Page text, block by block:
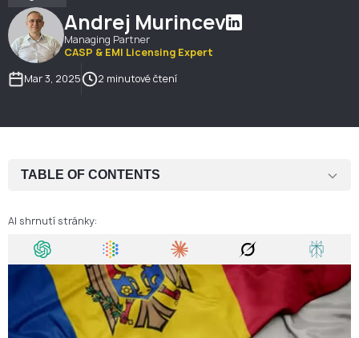
Andrej Murincev
Managing Partner
CASP & EMI Licensing Expert
Mar 3, 2025
2 minutové čtení
TABLE OF CONTENTS
Výhody pobytu v ČR pro občany Moldavska
Cesta k trvalému pobytu a občanství
Získejte právní pomoc
AI shrnutí stránky: